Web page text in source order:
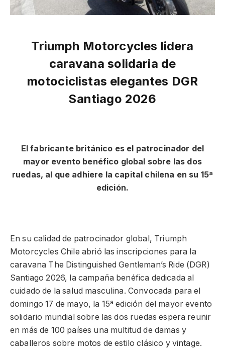
Triumph Motorcycles lidera
caravana solidaria de
motociclistas elegantes DGR
Santiago 2026
El fabricante británico es el patrocinador del
mayor evento benéfico global sobre las dos
ruedas, al que adhiere la capital chilena en su 15ª
edición.
En su calidad de patrocinador global, Triumph
Motorcycles Chile abrió las inscripciones para la
caravana The Distinguished Gentleman’s Ride (DGR)
Santiago 2026, la campaña benéfica dedicada al
cuidado de la salud masculina. Convocada para el
domingo 17 de mayo, la 15ª edición del mayor evento
solidario mundial sobre las dos ruedas espera reunir
en más de 100 países una multitud de damas y
caballeros sobre motos de estilo clásico y vintage.